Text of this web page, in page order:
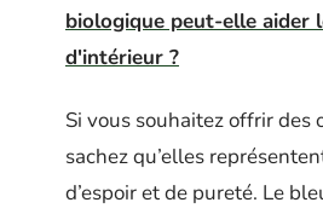
biologique peut-elle aider
d'intérieur ?
Si vous souhaitez offrir des
sachez qu’elles
d’espoir et de pureté. Le